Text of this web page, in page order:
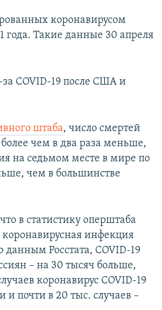
коронавирусом
года. Такие данные 30 апреля
за COVID-19 после США и
штаба, число смертей
более чем в два раза меньше,
на седьмом месте в мире по
чем в большинстве
в статистику оперштаба
инфекция
Росстата, COVID-19
– на 30 тысяч больше,
коронавирус COVID-19
почти в 20 тыс. случаев –